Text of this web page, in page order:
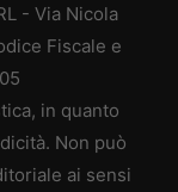
- Via Nicola
Fiscale e
in quanto
Non può
ai sensi